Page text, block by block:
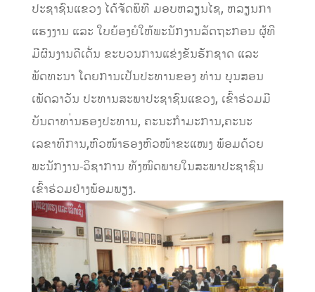
ປະຊາຊົນແຂວງ ໄດ້ຈັດພິທີ ມອບຫລຽນໄຊ, ຫລຽນກາ
ແຮງງານ ແລະ ໃບຍ້ອງຍໍໃຫ້ພະນັກງານລັດຖະກອນ ຜູ້ທີ
ມີຜົນງານດີເດັ່ນ ຂະບວນການແຂ່ງຂັນຮັກຊາດ ແລະ
ພັດທະນາ ໂດຍການເປັນປະທານຂອງ ທ່ານ ບຸນສອນ
ເພັດລາວັນ ປະທານສະພາປະຊາຊົນແຂວງ, ເຂົ້າຮ່ວມມີ
ບັນດາທາ່ນຮອງປະທານ, ຄະນະກໍາມະການ,ຄະນະ
ເລຂາທິການ,ຫົວໜ້າຮອງຫົວໜ້າຂະແໜງ ພ້ອມດ້ວຍ
ພະນັກງານ-ວິຊາການ ທັງໜົດພາຍໃນສະພາປະຊາຊົນ
ເຂົ້າຮ່ວມຢ່າງພ້ອມພຽງ.